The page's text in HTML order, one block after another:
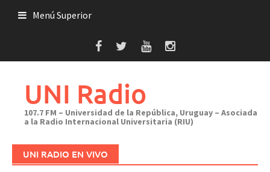
Menú Superior
UNI Radio
107.7 FM – Universidad de la República, Uruguay – Asociada
a la Radio Internacional Universitaria (RIU)
UNI RADIO EN VIVO